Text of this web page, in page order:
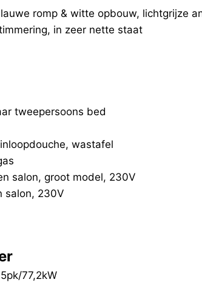
romp & witte opbouw, lichtgrijze
in zeer nette staat
tweepersoons bed
wastafel
salon, groot model, 230V
salon, 230V
77,2kW